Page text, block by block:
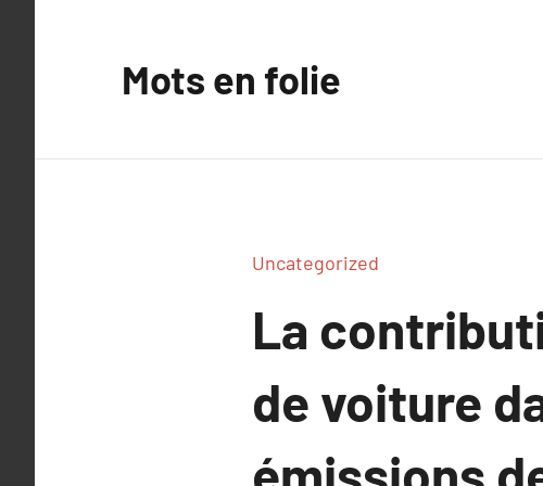
Mots en folie
Uncategorized
La
de voiture